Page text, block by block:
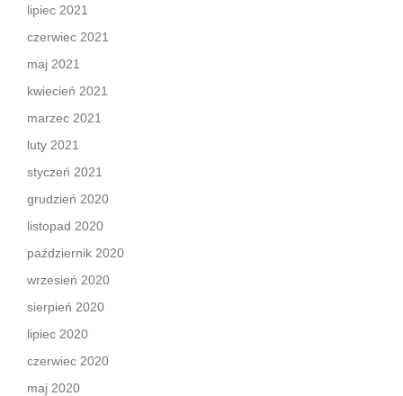
lipiec 2021
czerwiec 2021
maj 2021
kwiecień 2021
marzec 2021
luty 2021
styczeń 2021
grudzień 2020
listopad 2020
październik 2020
wrzesień 2020
sierpień 2020
lipiec 2020
czerwiec 2020
maj 2020